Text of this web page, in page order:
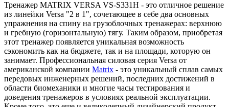
Тренажер MATRIX VERSA VS-S331H - это отличное решение
из линейки Versa "2 в 1", сочетающее в себе два основных
упражнения на спину на грузоблочных тренажерах: верхнюю
и гребную (горизонтальную) тягу. Таким образом, приобретая
этот тренажер появляется уникальная возможность
сэкономить как на бюджете, так и на площади, которую он
занимает. Профессиональная силовая серия Versa от
американской компании Matrix - это уникальный сплав самых
передовых инженерных решений, последних достижений в
области биомеханики и многие часы тестирования и
доведения тренажеров в условиях реальной эксплуатации.